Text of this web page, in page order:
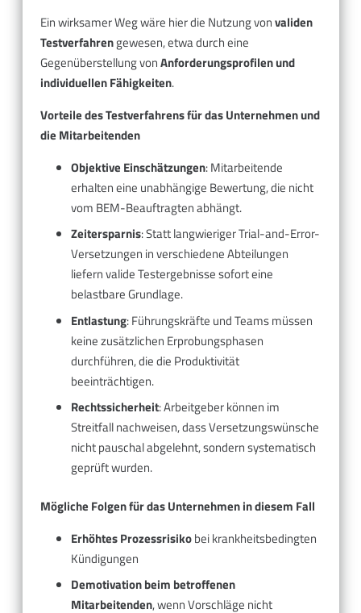
Ein wirksamer Weg wäre hier die Nutzung vonvaliden
Testverfahrengewesen, etwa durch eine
Gegenüberstellung vonAnforderungsprofilen und
individuellen Fähigkeiten.
Vorteile des Testverfahrens für das Unternehmen und
die Mitarbeitenden
Objektive Einschätzungen: Mitarbeitende
erhalten eine unabhängige Bewertung, die nicht
vom BEM-Beauftragten abhängt.
Zeitersparnis: Statt langwieriger Trial-and-Error-
Versetzungen in verschiedene Abteilungen
liefern valide Testergebnisse sofort eine
belastbare Grundlage.
Entlastung: Führungskräfte und Teams müssen
keine zusätzlichen Erprobungsphasen
durchführen, die die Produktivität
beeinträchtigen.
Rechtssicherheit: Arbeitgeber können im
Streitfall nachweisen, dass Versetzungswünsche
nicht pauschal abgelehnt, sondern systematisch
geprüft wurden.
Mögliche Folgen für das Unternehmen in diesem Fall
Erhöhtes Prozessrisikobei krankheitsbedingten
Kündigungen
Demotivation beim betroffenen
Mitarbeitenden, wenn Vorschläge nicht